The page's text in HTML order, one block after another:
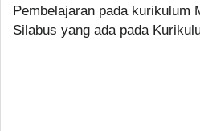
Pembelajaran pada kurikulum
Silabus yang ada pada